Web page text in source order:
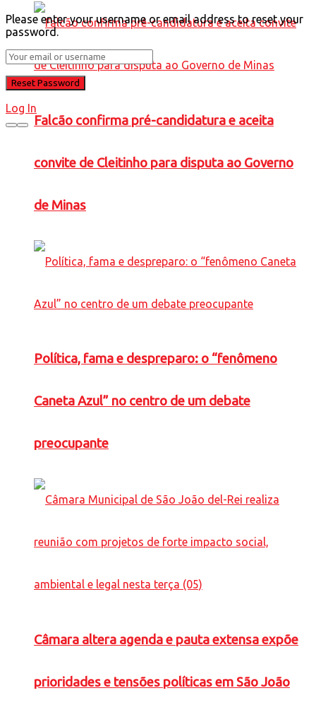
Falcão confirma pré-candidatura e aceita
convite de Cleitinho para disputa ao Governo
de Minas
Política, fama e despreparo: o “fenômeno
Caneta Azul” no centro de um debate
preocupante
Câmara altera agenda e pauta extensa expõe
prioridades e tensões políticas em São João
Please enter your username or email address to reset your
password.
Log In